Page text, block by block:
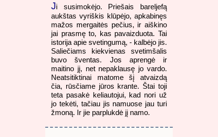
Ji susimokėjo. Priešais bareljefą
aukštas vyriškis klūpėjo, apkabinęs
mažos mergaitės pečius, ir aiškino
jai prasmę to, kas pavaizduota. Tai
istorija apie svetingumą, - kalbėjo jis.
Saliečiams kiekvienas svetimšalis
buvo šventas. Jos aprengė ir
maitino jį, net nepaklausę jo vardo.
Neatsitiktinai matome šį atvaizdą
čia, rūsčiame jūros krante. Štai toji
teta pasakė keliautojui, kad nori už
jo tekėti, tačiau jis namuose jau turi
žmoną. Ir jie parplukdė jį namo.